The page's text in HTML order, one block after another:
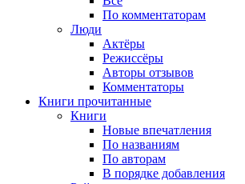
По комментаторам
Люди
Актёры
Режиссёры
Авторы отзывов
Комментаторы
Книги прочитанные
Книги
Новые впечатления
По названиям
По авторам
В порядке добавления